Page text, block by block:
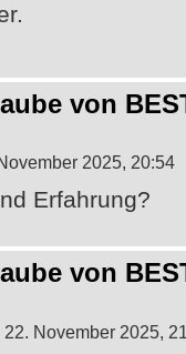
von
2025, 20:54
Erfahrung?
von
November 2025,